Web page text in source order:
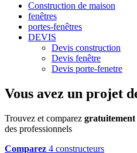
Construction de maison
fenêtres
portes-fenêtres
DEVIS
Devis construction
Devis fenêtre
Devis porte-fenetre
Vous avez un projet
Trouvez et comparez gratuitement
des professionnels
Comparez 4 constructeurs